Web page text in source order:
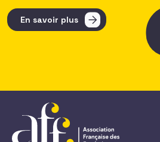
En savoir plus